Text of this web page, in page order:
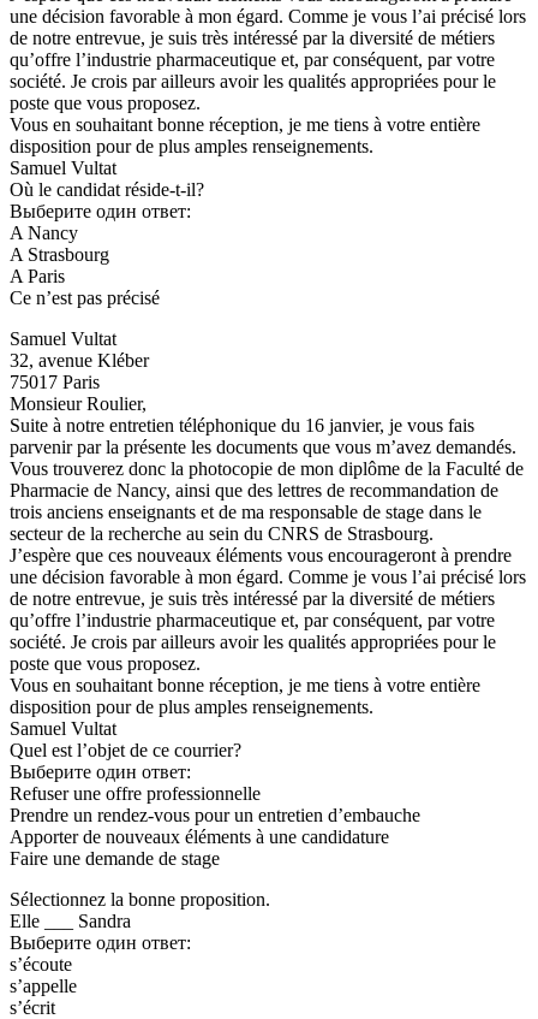
une décision favorable à mon égard. Comme je vous l’ai précisé lors
de notre entrevue, je suis très intéressé par la diversité de métiers
qu’offre l’industrie pharmaceutique et, par conséquent, par votre
société. Je crois par ailleurs avoir les qualités appropriées pour le
poste que vous proposez.
Vous en souhaitant bonne réception, je me tiens à votre entière
disposition pour de plus amples renseignements.
Samuel Vultat
Où le candidat réside-t-il?
Выберите один ответ:
A Nancy
A Strasbourg
A Paris
Ce n’est pas précisé
Samuel Vultat
32, avenue Kléber
75017 Paris
Monsieur Roulier,
Suite à notre entretien téléphonique du 16 janvier, je vous fais
parvenir par la présente les documents que vous m’avez demandés.
Vous trouverez donc la photocopie de mon diplôme de la Faculté de
Pharmacie de Nancy, ainsi que des lettres de recommandation de
trois anciens enseignants et de ma responsable de stage dans le
secteur de la recherche au sein du CNRS de Strasbourg.
J’espère que ces nouveaux éléments vous encourageront à prendre
une décision favorable à mon égard. Comme je vous l’ai précisé lors
de notre entrevue, je suis très intéressé par la diversité de métiers
qu’offre l’industrie pharmaceutique et, par conséquent, par votre
société. Je crois par ailleurs avoir les qualités appropriées pour le
poste que vous proposez.
Vous en souhaitant bonne réception, je me tiens à votre entière
disposition pour de plus amples renseignements.
Samuel Vultat
Quel est l’objet de ce courrier?
Выберите один ответ:
Refuser une offre professionnelle
Prendre un rendez-vous pour un entretien d’embauche
Apporter de nouveaux éléments à une candidature
Faire une demande de stage
Sélectionnez la bonne proposition.
Elle ___ Sandra
Выберите один ответ:
s’écoute
s’appelle
s’écrit